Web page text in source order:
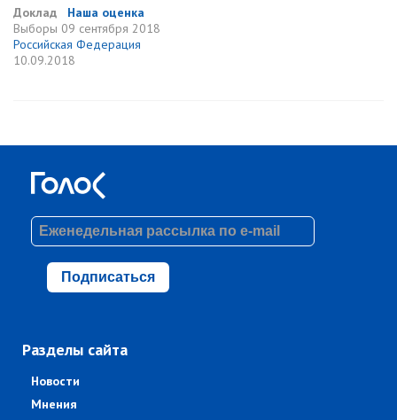
Доклад
Наша оценка
Выборы 09 сентября 2018
Российская Федерация
10.09.2018
Подписаться
Разделы сайта
Новости
Мнения